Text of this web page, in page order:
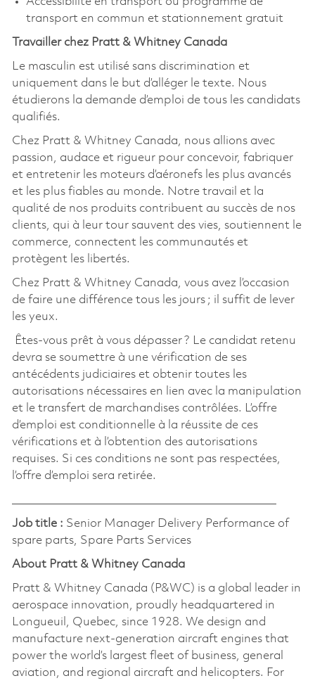
transport en commun et stationnement gratuit
Travailler chez Pratt & Whitney Canada
Le masculin est utilisé sans discrimination et
uniquement dans le but d’alléger le texte. Nous
étudierons la demande d’emploi de tous les candidats
qualifiés.
Chez Pratt & Whitney Canada, nous allions avec
passion, audace et rigueur pour concevoir, fabriquer
et entretenir les moteurs d’aéronefs les plus avancés
et les plus fiables au monde. Notre travail et la
qualité de nos produits contribuent au succès de nos
clients, qui à leur tour sauvent des vies, soutiennent le
commerce, connectent les communautés et
protègent les libertés.
Chez Pratt & Whitney Canada, vous avez l’occasion
de faire une différence tous les jours ; il suffit de lever
les yeux.
Êtes-vous prêt à vous dépasser ? Le candidat retenu
devra se soumettre à une vérification de ses
antécédents judiciaires et obtenir toutes les
autorisations nécessaires en lien avec la manipulation
et le transfert de marchandises contrôlées. L’offre
d’emploi est conditionnelle à la réussite de ces
vérifications et à l’obtention des autorisations
requises. Si ces conditions ne sont pas respectées,
l’offre d’emploi sera retirée.
Job title : Senior Manager Delivery Performance of
spare parts, Spare Parts Services
About Pratt & Whitney Canada
Pratt & Whitney Canada (P&WC) is a global leader in
aerospace innovation, proudly headquartered in
Longueuil, Quebec, since 1928. We design and
manufacture next-generation aircraft engines that
power the world’s largest fleet of business, general
aviation, and regional aircraft and helicopters. For